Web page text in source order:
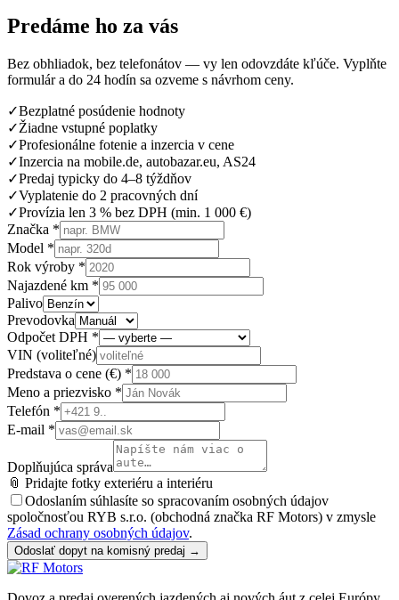
Predáme ho za vás
Bez obhliadok, bez telefonátov — vy len odovzdáte kľúče. Vyplňte
formulár a do 24 hodín sa ozveme s návrhom ceny.
✓Bezplatné posúdenie hodnoty
✓Žiadne vstupné poplatky
✓Profesionálne fotenie a inzercia v cene
✓Inzercia na mobile.de, autobazar.eu, AS24
✓Predaj typicky do 4–8 týždňov
✓Vyplatenie do 2 pracovných dní
✓Provízia len 3 % bez DPH (min. 1 000 €)
Značka *
Model *
Rok výroby *
Najazdené km *
Palivo
Prevodovka
Odpočet DPH *
VIN (voliteľné)
Predstava o cene (€) *
Meno a priezvisko *
Telefón *
E-mail *
Doplňujúca správa
📎 Pridajte fotky exteriéru a interiéru
Odoslaním súhlasíte so spracovaním osobných údajov
spoločnosťou RYB s.r.o. (obchodná značka RF Motors) v zmysle
Zásad ochrany osobných údajov.
Odoslať dopyt na komisný predaj →